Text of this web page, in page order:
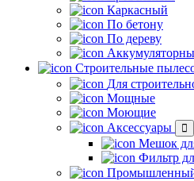
Каркасный
По бетону
По дереву
Строительные
Для
Мощные
Моющие
Аксессуары
Мешок
Фильтр